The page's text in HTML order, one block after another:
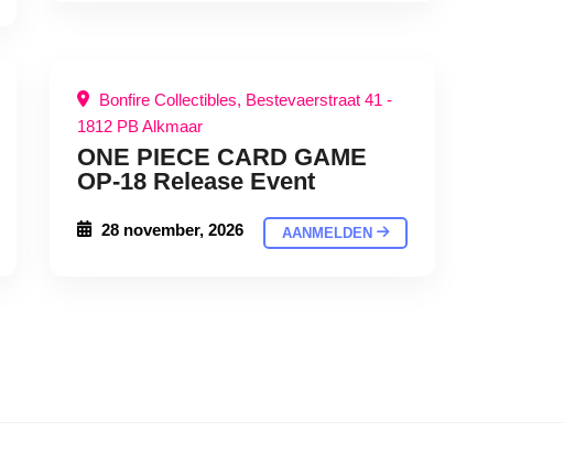
Bonfire Collectibles, Bestevaerstraat 41 -
1812 PB Alkmaar
ONE PIECE CARD GAME
OP-18 Release Event
28 november, 2026 AANMELDEN